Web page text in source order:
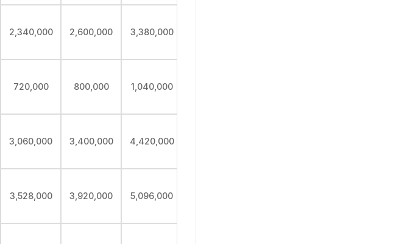
2,340,000 2,600,000 3,380,000
720,000 800,000 1,040,000
3,060,000 3,400,000 4,420,000
3,528,000 3,920,000 5,096,000